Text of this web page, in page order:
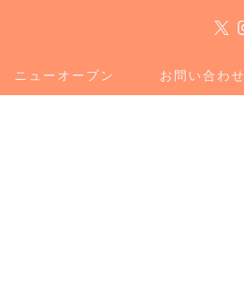
ニューオープン お問い合わ